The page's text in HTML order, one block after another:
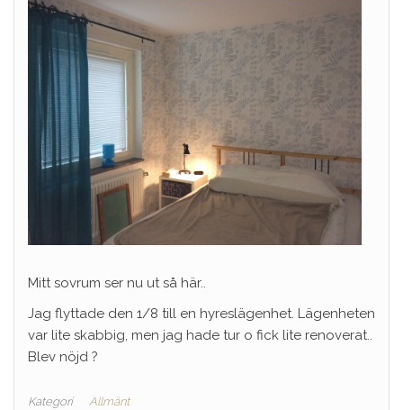
Mitt sovrum ser nu ut så här..
Jag flyttade den 1/8 till en hyreslägenhet. Lägenheten
var lite skabbig, men jag hade tur o fick lite renoverat..
Blev nöjd ?
Kategori Allmänt